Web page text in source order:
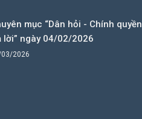
mục “Dân hỏi - Chính quyền
lời” ngày 04/02/2026
2026